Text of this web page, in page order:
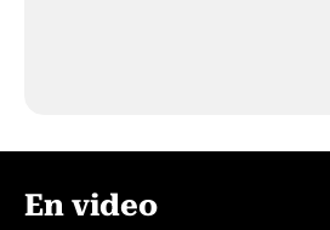
En video